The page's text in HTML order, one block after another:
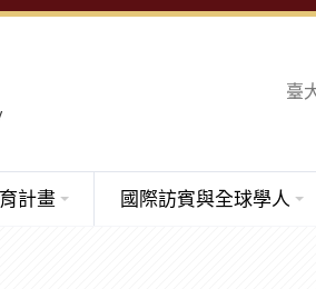
臺
計畫 國際訪賓與全球學人